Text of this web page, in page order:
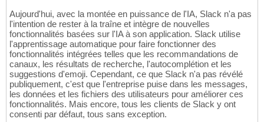
Aujourd'hui, avec la montée en puissance de l'IA, Slack n'a pas
l'intention de rester à la traîne et intègre de nouvelles
fonctionnalités basées sur l'IA à son application. Slack utilise
l'apprentissage automatique pour faire fonctionner des
fonctionnalités intégrées telles que les recommandations de
canaux, les résultats de recherche, l'autocomplétion et les
suggestions d'emoji. Cependant, ce que Slack n'a pas révélé
publiquement, c'est que l'entreprise puise dans les messages,
les données et les fichiers des utilisateurs pour améliorer ces
fonctionnalités. Mais encore, tous les clients de Slack y ont
consenti par défaut, tous sans exception.